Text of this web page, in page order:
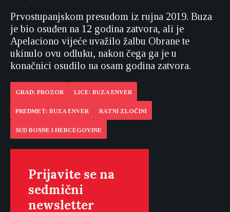
Prvostupanjskom presudom iz rujna 2019. Buza
je bio osuđen na 12 godina zatvora, ali je
Apelaciono vijeće uvažilo žalbu Obrane te
ukinulo ovu odluku, nakon čega ga je u
konačnici osudilo na osam godina zatvora.
GRAD: PROZOR LICE: BUZA ENVER
PREDMET: BUZA ENVER RATNI ZLOČINI
SUD BOSNE I HERCEGOVINE
Prijavite se na
sedmični
newsletter